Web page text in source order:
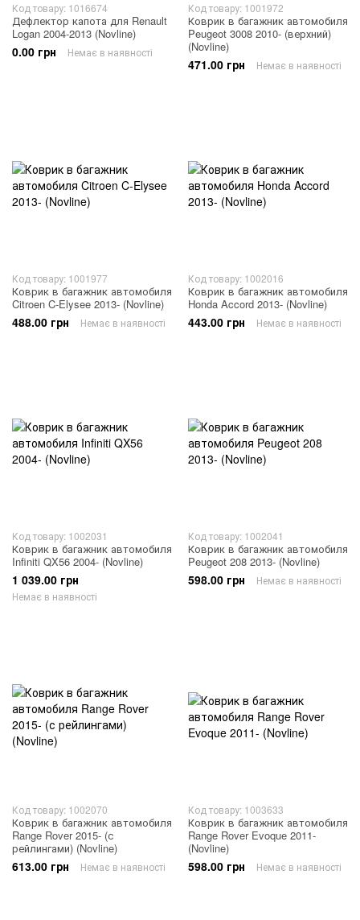
Код товару: 1016674
Дефлектор капота для Renault
Logan 2004-2013 (Novline)
0.00 грн Немає в наявності
Код товару: 1001972
Коврик в багажник автомобиля
Peugeot 3008 2010- (верхний)
(Novline)
471.00 грн Немає в наявності
Код товару: 1001977
Коврик в багажник автомобиля
Citroen C-Elysee 2013- (Novline)
488.00 грн Немає в наявності
Код товару: 1002016
Коврик в багажник автомобиля
Honda Accord 2013- (Novline)
443.00 грн Немає в наявності
Код товару: 1002031
Коврик в багажник автомобиля
Infiniti QX56 2004- (Novline)
1 039.00 грн
Немає в наявності
Код товару: 1002041
Коврик в багажник автомобиля
Peugeot 208 2013- (Novline)
598.00 грн Немає в наявності
Код товару: 1002070
Коврик в багажник автомобиля
Range Rover 2015- (с
рейлингами) (Novline)
613.00 грн Немає в наявності
Код товару: 1003633
Коврик в багажник автомобиля
Range Rover Evoque 2011-
(Novline)
598.00 грн Немає в наявності